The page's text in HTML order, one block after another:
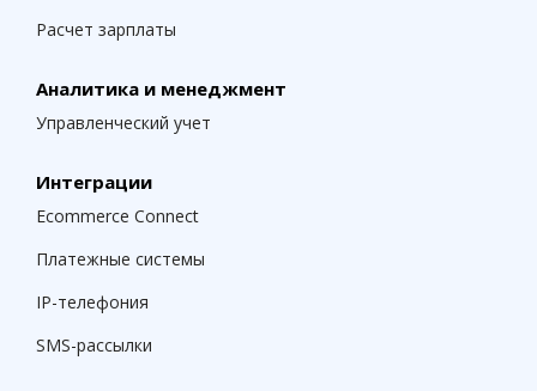
Расчет зарплаты
Аналитика и менеджмент
Управленческий учет
Интеграции
Ecommerce Connect
Платежные системы
IP-телефония
SMS-рассылки